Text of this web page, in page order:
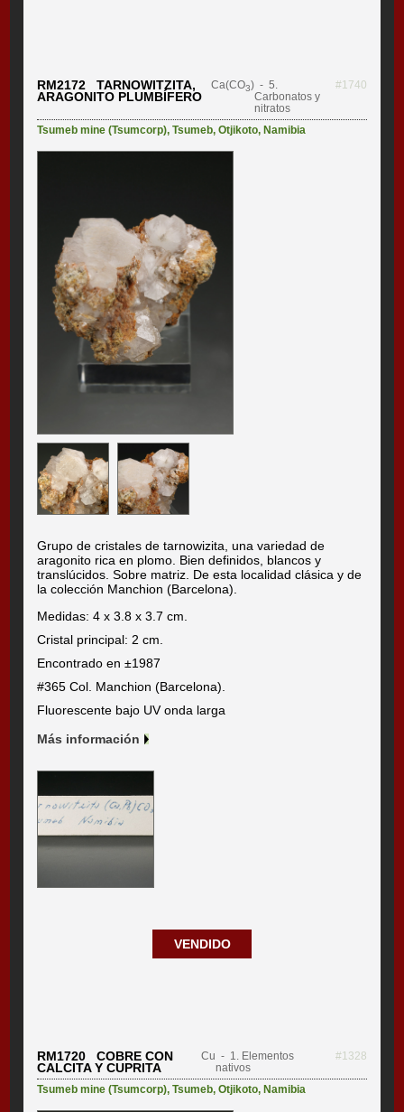
RM2172 TARNOWITZITA,
ARAGONITO PLUMBÍFERO
Ca(CO3)- 5.
Carbonatos y
nitratos
#1740
Tsumeb mine (Tsumcorp),Tsumeb,Otjikoto,Namibia
Grupo de cristales de tarnowizita, una variedad de
aragonito rica en plomo. Bien definidos, blancos y
translúcidos. Sobre matriz. De esta localidad clásica y de
la colección Manchion (Barcelona).
Medidas: 4 x 3.8 x 3.7 cm.
Cristal principal: 2 cm.
Encontrado en ±1987
#365 Col. Manchion (Barcelona).
Fluorescente bajo UV onda larga
Más información
VENDIDO
RM1720 COBRE CON
CALCITA Y CUPRITA
Cu - 1. Elementos
nativos
#1328
Tsumeb mine (Tsumcorp),Tsumeb,Otjikoto,Namibia